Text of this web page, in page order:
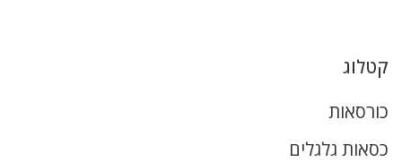
קטלוג
כורסאות
כסאות גלגלים